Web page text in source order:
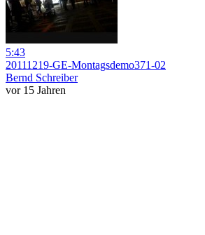
5:43
20111219-GE-Montagsdemo371-02
Bernd Schreiber
vor 15 Jahren